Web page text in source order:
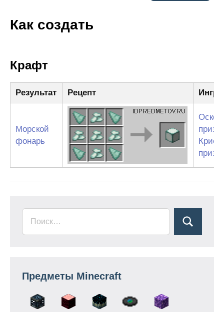
Как создать
Крафт
Результат Рецепт
Морской
фонарь
Предметы Minecraft